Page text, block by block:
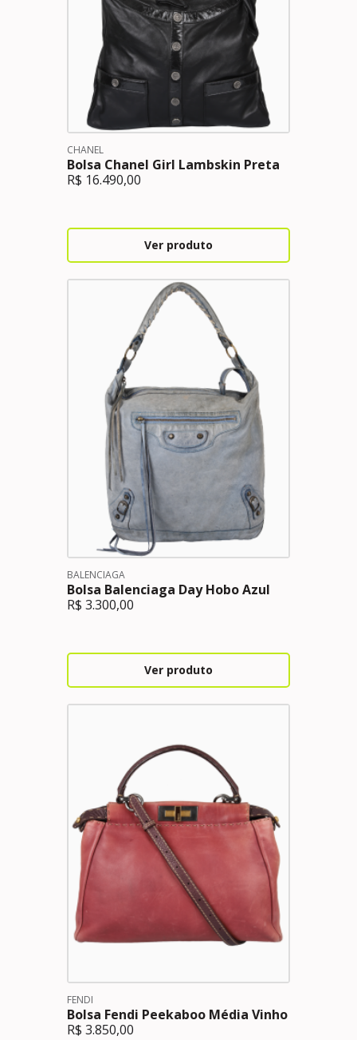
CHANEL
Bolsa Chanel Girl Lambskin Preta
R$ 16.490,00
Ver produto
BALENCIAGA
Bolsa Balenciaga Day Hobo Azul
R$ 3.300,00
Ver produto
FENDI
Bolsa Fendi Peekaboo Média Vinho
R$ 3.850,00